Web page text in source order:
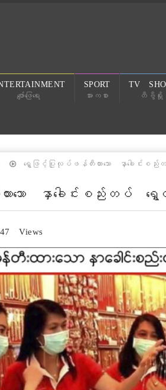
ဖျော်ဖြေရေး
SPORT
အားကစား
TV
တီဗွီရှိုး
ရွှေဖြင့်ပြုလုပ်ဖန်တီးထားသော နှာခေါင်းစ
းသော နှာခေါင်းစည်းတပ်
Views